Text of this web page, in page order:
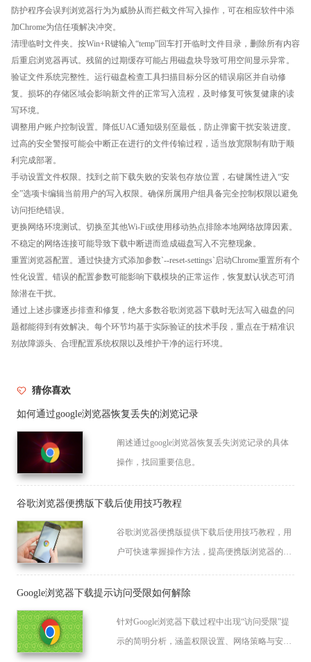
防护程序会误判浏览器行为为威胁从而拦截文件写入操作，可在相应软件中添
加Chrome为信任项解决冲突。
清理临时文件夹。按Win+R键输入“temp”回车打开临时文件目录，删除所有内容
后重启浏览器再试。残留的过期缓存可能占用磁盘块导致可用空间显示异常。
验证文件系统完整性。运行磁盘检查工具扫描目标分区的错误扇区并自动修
复。损坏的存储区域会影响新文件的正常写入流程，及时修复可恢复健康的读
写环境。
调整用户账户控制设置。降低UAC通知级别至最低，防止弹窗干扰安装进度。
过高的安全警报可能会中断正在进行的文件传输过程，适当放宽限制有助于顺
利完成部署。
手动设置文件权限。找到之前下载失败的安装包存放位置，右键属性进入“安
全”选项卡编辑当前用户的写入权限。确保所属用户组具备完全控制权限以避免
访问拒绝错误。
更换网络环境测试。切换至其他Wi-Fi或使用移动热点排除本地网络故障因素。
不稳定的网络连接可能导致下载中断进而造成磁盘写入不完整现象。
重置浏览器配置。通过快捷方式添加参数`--reset-settings`启动Chrome重置所有个
性化设置。错误的配置参数可能影响下载模块的正常运作，恢复默认状态可消
除潜在干扰。
通过上述步骤逐步排查和修复，绝大多数谷歌浏览器下载时无法写入磁盘的问
题都能得到有效解决。每个环节均基于实际验证的技术手段，重点在于精准识
别故障源头、合理配置系统权限以及维护干净的运行环境。
猜你喜欢
如何通过google浏览器恢复丢失的浏览记录
阐述通过google浏览器恢复丢失浏览记录的具体
操作，找回重要信息。
谷歌浏览器便携版下载后使用技巧教程
谷歌浏览器便携版提供下载后使用技巧教程，用
户可快速掌握操作方法，提高便携版浏览器的使
Google浏览器下载提示访问受限如何解除
针对Google浏览器下载过程中出现“访问受限”提
示的简明分析，涵盖权限设置、网络策略与安全